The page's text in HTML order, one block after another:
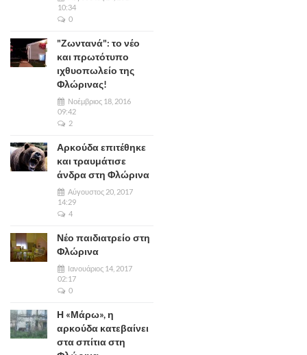
10:34
0
"Ζωντανά": το νέο
και πρωτότυπο
ιχθυοπωλείο της
Φλώρινας!
Νοέμβριος 18, 2016
09:42
2
Αρκούδα επιτέθηκε
και τραυμάτισε
άνδρα στη Φλώρινα
Αύγουστος 20, 2017
14:29
4
Νέο παιδιατρείο στη
Φλώρινα
Ιανουάριος 14, 2017
02:17
0
Η «Μάρω», η
αρκούδα κατεβαίνει
στα σπίτια στη